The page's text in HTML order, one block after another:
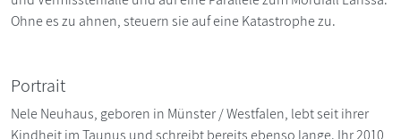
Ohne es zu ahnen, steuern sie auf eine Katastrophe zu.
Portrait
Nele Neuhaus, geboren in Münster / Westfalen, lebt seit ihrer
Kindheit im Taunus und schreibt bereits ebenso lange. Ihr 2010